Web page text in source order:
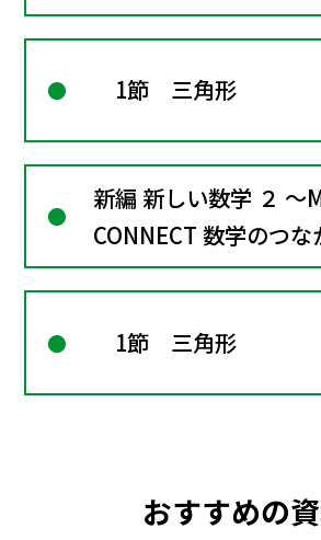
1節 三角形
新編 新しい数学 ２ ～
CONNECT 数学のつな
1節 三角形
おすすめの